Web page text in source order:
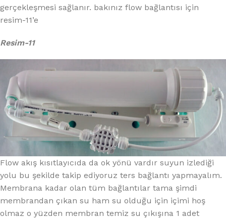
gerçekleşmesi sağlanır. bakınız flow bağlantısı için
resim-11’e
Resim-11
Flow akış kısıtlayıcıda da ok yönü vardır suyun izlediği
yolu bu şekilde takip ediyoruz ters bağlantı yapmayalım.
Membrana kadar olan tüm bağlantılar tama şimdi
membrandan çıkan su ham su olduğu için içimi hoş
olmaz o yüzden membran temiz su çıkışına 1 adet